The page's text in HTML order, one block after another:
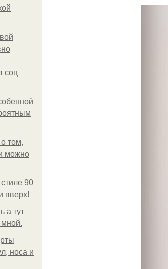
соц
том,
можно
90
вверх!
а тут
мной.
носа и